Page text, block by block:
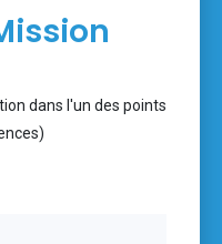
dans l'un des points
)